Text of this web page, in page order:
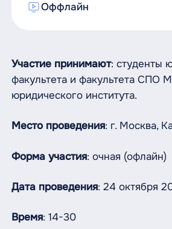
Участие принимают: студенты
факультета и факультета СПО
юридического института.
Место проведения: г. Москва,
Форма участия: очная (офлайн)
Дата проведения: 24 октября
Время: 14-30
Оффлайн